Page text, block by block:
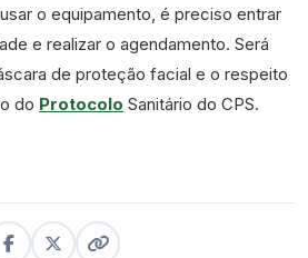
o equipamento, é preciso entrar
e realizar o agendamento. Será
de proteção facial e o respeito
do Protocolo Sanitário do CPS.